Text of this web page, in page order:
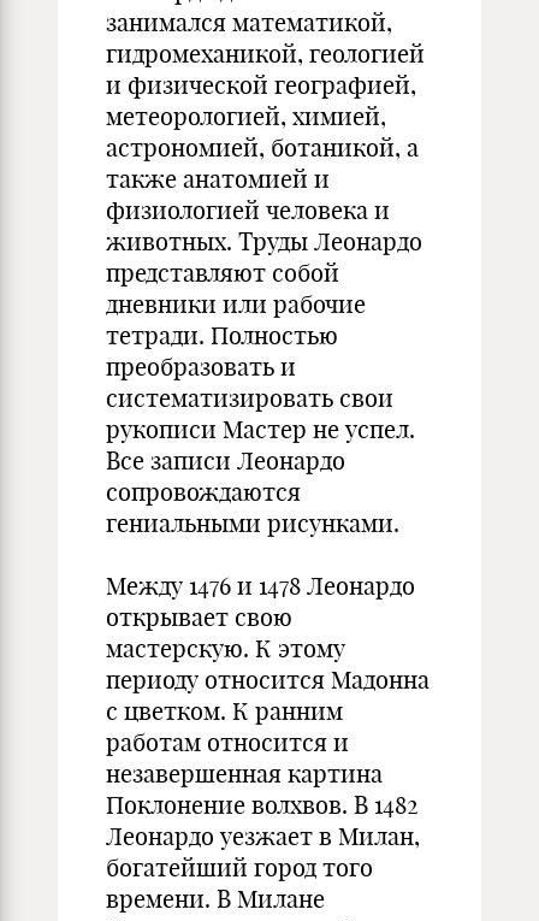
занимался математикой,
гидромеханикой, геологией
и физической географией,
метеорологией, химией,
астрономией, ботаникой, а
также анатомией и
физиологией человека и
животных. Труды Леонардо
представляют собой
дневники или рабочие
тетради. Полностью
преобразовать и
систематизировать свои
рукописи Мастер не успел.
Все записи Леонардо
сопровождаются
гениальными рисунками.
Между 1476 и 1478 Леонардо
открывает свою
мастерскую. К этому
периоду относится Мадонна
с цветком. К ранним
работам относится и
незавершенная картина
Поклонение волхвов. В 1482
Леонардо уезжает в Милан,
богатейший город того
времени. В Милане